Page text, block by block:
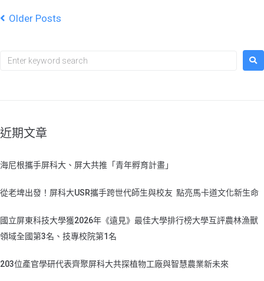
Older Posts
近期文章
海尼根攜手屏科大、屏大共推「青年孵育計畫」
從老埤出發！屏科大USR攜手跨世代師生與校友 點亮馬卡道文化新生命
國立屏東科技大學獲2026年《遠見》最佳大學排行榜大學互評農林漁獸
領域全國第3名、技專校院第1名
203位產官學研代表齊聚屏科大共探植物工廠與智慧農業新未來